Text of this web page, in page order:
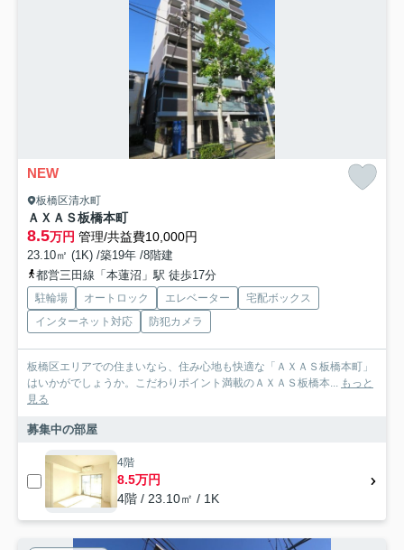
NEW
板橋区清水町
ＡＸＡＳ板橋本町
8.5万円 管理/共益費10,000円
23.10㎡ (1K) /築19年 /8階建
都営三田線「本蓮沼」駅 徒歩17分
駐輪場 オートロック エレベーター
宅配ボックス
インターネット対応
防犯カメラ
板橋区エリアでの住まいなら、住み心地も快適な「ＡＸＡＳ板橋本町」
はいかがでしょうか。こだわりポイント満載のＡＸＡＳ板橋本... もっと
見る
募集中の部屋
4階
8.5万円
4階 / 23.10㎡ / 1K